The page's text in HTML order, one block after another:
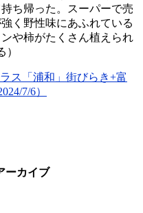
ち帰った。スーパーで売
く野性味にあふれている
や柿がたくさん植えられ
）
ス「浦和」街びらき+富
7/6）
ーカイブ